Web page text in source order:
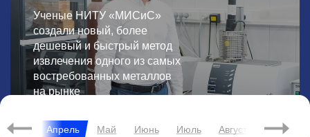
Март Апрель Май Июнь Июль Август Сентябрь
Ученые НИТУ «МИСиС»
создалиновый, более
дешевый и быстрый метод
извлечения одного из самых
востребованных металлов
на рынке